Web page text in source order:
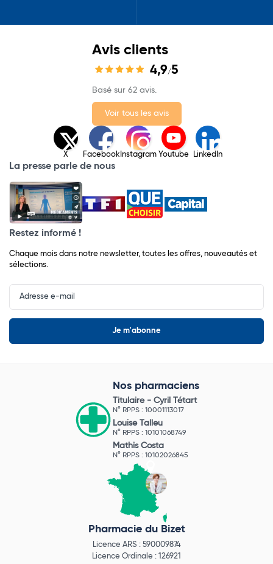
Avis clients
4,9/5
Basé sur 62 avis.
Voir tous les avis
X Facebook Instagram Youtube LinkedIn
La presse parle de nous
Restez informé !
Chaque mois dans notre newsletter, toutes les offres, nouveautés et
sélections.
Input
Newsletter
Nos pharmaciens
Titulaire - Cyril Tétart
N° RPPS : 10001113017
Louise Talleu
N° RPPS : 10101068749
Mathis Costa
N° RPPS : 10102026845
Pharmacie du Bizet
Licence ARS : 590009874
Licence Ordinale : 126921